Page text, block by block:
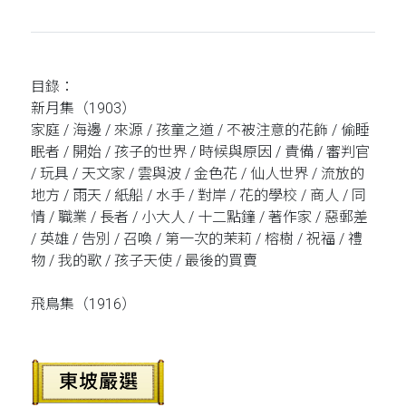
目錄：
新月集（1903）
家庭 / 海邊 / 來源 / 孩童之道 / 不被注意的花飾 / 偷睡
眠者 / 開始 / 孩子的世界 / 時候與原因 / 責備 / 審判官
/ 玩具 / 天文家 / 雲與波 / 金色花 / 仙人世界 / 流放的
地方 / 雨天 / 紙船 / 水手 / 對岸 / 花的學校 / 商人 / 同
情 / 職業 / 長者 / 小大人 / 十二點鐘 / 著作家 / 惡郵差
/ 英雄 / 告別 / 召喚 / 第一次的茉莉 / 榕樹 / 祝福 / 禮
物 / 我的歌 / 孩子天使 / 最後的買賣
飛鳥集（1916）